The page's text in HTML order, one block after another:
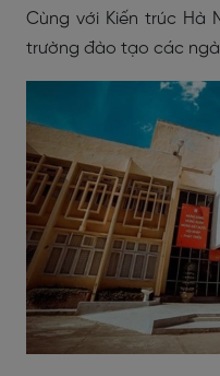
Cùng với Kiến trúc Hà
trường đào tạo các